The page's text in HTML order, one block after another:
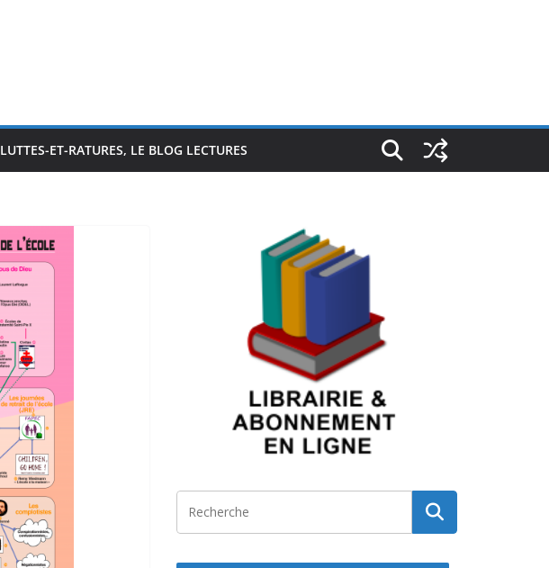
LUTTES-ET-RATURES, LE BLOG LECTURES